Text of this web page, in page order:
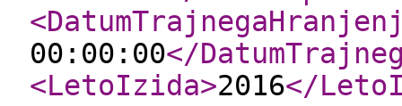
00:00:00</
<LetoIzida>2016</